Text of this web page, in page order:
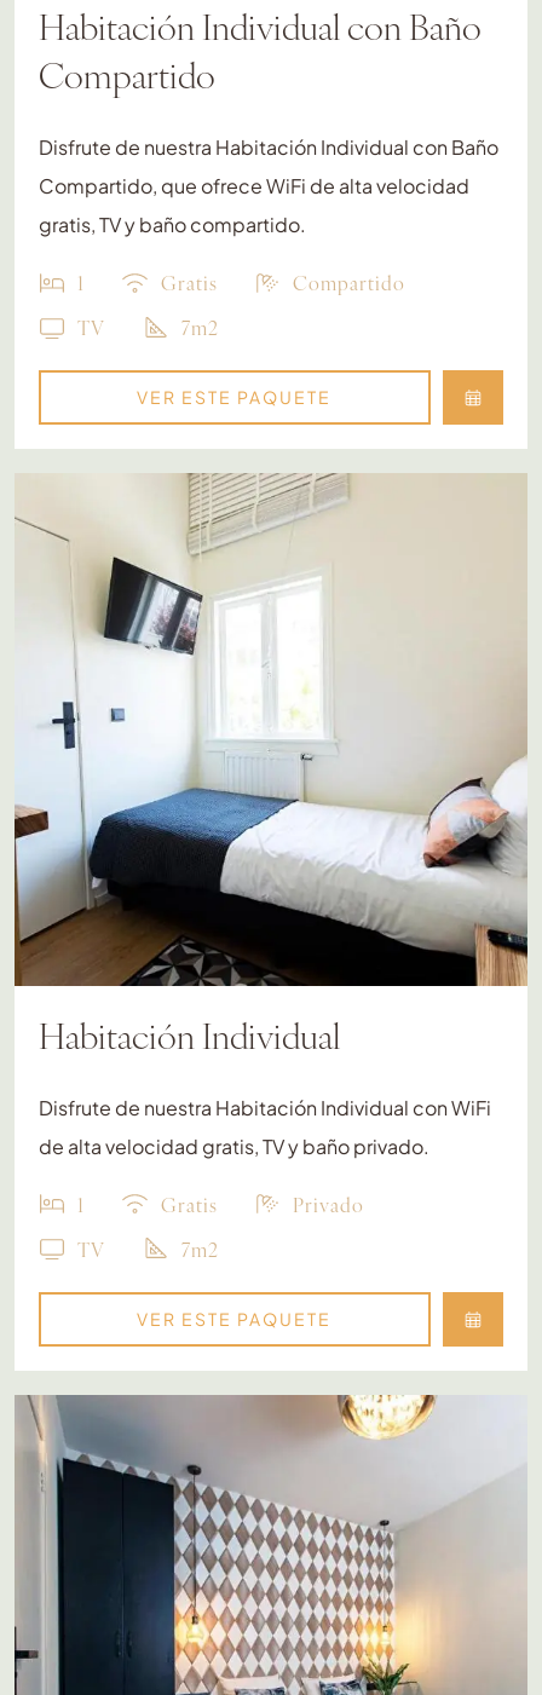
Habitación Individual con Baño
Compartido
Disfrute de nuestra Habitación Individual con Baño
Compartido, que ofrece WiFi de alta velocidad
gratis, TV y baño compartido.
1 Gratis
Compartido
TV
7m2
VER ESTE PAQUETE
Habitación Individual
Disfrute de nuestra Habitación Individual con WiFi
de alta velocidad gratis, TV y baño privado.
1 Gratis
Privado
TV
7m2
VER ESTE PAQUETE